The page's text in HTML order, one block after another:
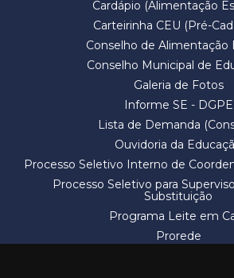
Cardápio (Alimentação
Carteirinha CEU (Pré-
Conselho de Alimentação
Conselho Municipal de
Galeria de Fotos
Informe SE - DGPE
Lista de Demanda
Ouvidoria da
Processo Seletivo Interno de
Processo Seletivo para
Substituição
Programa Leite em
Prorede